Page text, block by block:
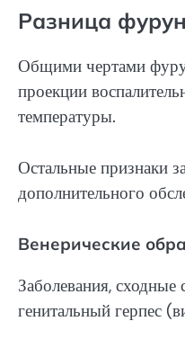
Разница
Общими чертами
проекции
температуры.
Остальные признаки
дополнительного
Венерические
Заболевания,
генитальный герпес